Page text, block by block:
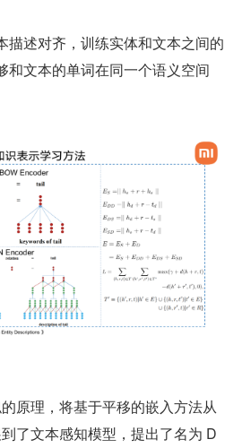
描述对齐，训练实体和文本之间的
和文本的单词在同一个语义空间
原理，将基于平移的嵌入方法从
了文本感知模型，提出了名为 D